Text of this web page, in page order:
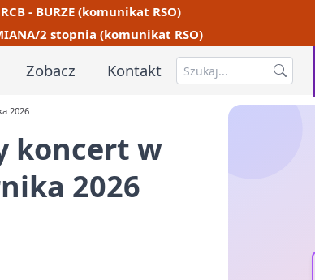
- BURZE (komunikat RSO)
2 stopnia (komunikat RSO)
Zobacz Kontakt
2026
koncert w
2026